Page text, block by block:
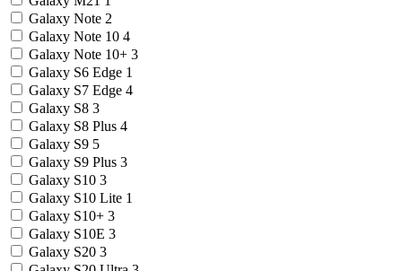
Galaxy Note 2
Galaxy Note 10 4
Galaxy Note 10+ 3
Galaxy S6 Edge 1
Galaxy S7 Edge 4
Galaxy S8 3
Galaxy S8 Plus 4
Galaxy S9 5
Galaxy S9 Plus 3
Galaxy S10 3
Galaxy S10 Lite 1
Galaxy S10+ 3
Galaxy S10E 3
Galaxy S20 3